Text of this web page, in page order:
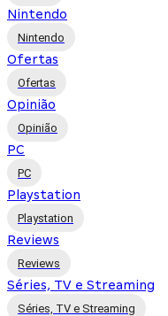
Nintendo
Nintendo
Ofertas
Ofertas
Opinião
Opinião
PC
PC
Playstation
Playstation
Reviews
Reviews
Séries, TV e Streaming
Séries, TV e Streaming